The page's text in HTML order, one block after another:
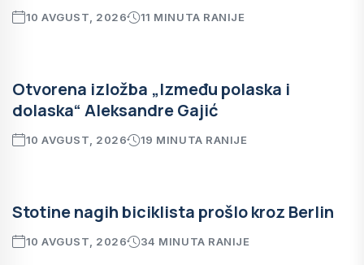
10 AVGUST, 2026 11 MINUTA RANIJE
Otvorena izložba „Između polaska i
dolaska“ Aleksandre Gajić
10 AVGUST, 2026 19 MINUTA RANIJE
Stotine nagih biciklista prošlo kroz Berlin
10 AVGUST, 2026 34 MINUTA RANIJE